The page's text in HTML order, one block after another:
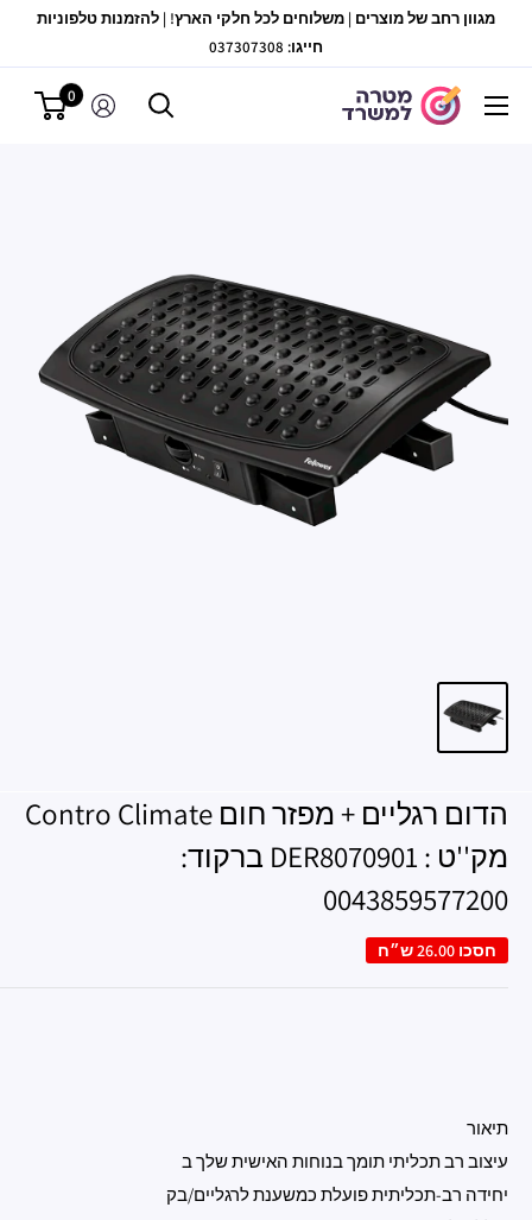
מגוון רחב של מוצרים | משלוחים לכל חלקי הארץ! | להזמנות טלפוניות
חייגו: 037307308
מטרה
0
הדום רגליים + מפזר חום Contro Climate
מק''ט : DER8070901 ברקוד:
0043859577200
חסכו 26.00 ש״ח
תיאור
עיצוב רב תכליתי תומך בנוחות האישית שלך ב
יחידה רב-תכליתית פועלת כמשענת לרגליים/בק